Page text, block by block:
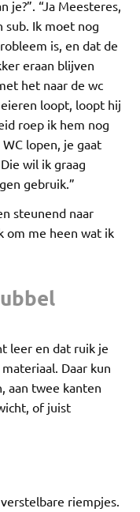
“Ja Meesteres,
Ik moet nog
is, en dat de
eraan blijven
het naar de wc
loopt, loopt hij
roep ik hem nog
lopen, je gaat
wil ik graag
gebruik.”
steunend naar
om me heen wat ik
leer en dat ruik je
Daar kun
aan twee kanten
of juist
riempjes.